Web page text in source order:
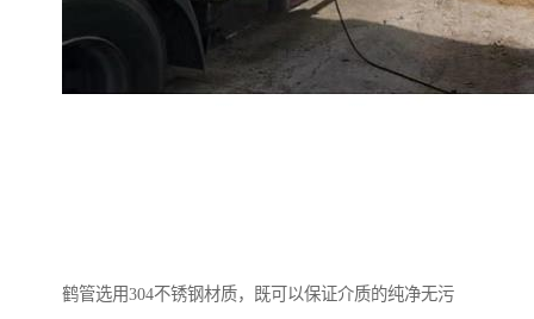
鹤管选用304不锈钢材质，既可以保证介质的纯净无污